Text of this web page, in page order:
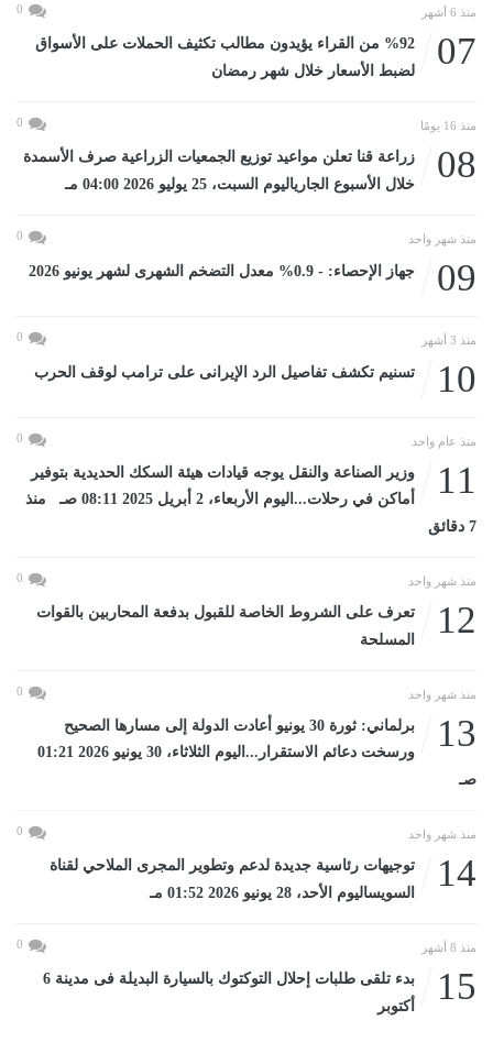
منذ 6 أشهر 0
07
%92 من القراء يؤيدون مطالب تكثيف الحملات على الأسواق
لضبط الأسعار خلال شهر رمضان
منذ 16 يومًا 0
08
زراعة قنا تعلن مواعيد توزيع الجمعيات الزراعية صرف الأسمدة
خلال الأسبوع الجارياليوم السبت، 25 يوليو 2026 04:00 مـ
منذ شهر واحد 0
09 جهاز الإحصاء: - 0.9% معدل التضخم الشهرى لشهر يونيو 2026
منذ 3 أشهر 0
10 تسنيم تكشف تفاصيل الرد الإيرانى على ترامب لوقف الحرب
منذ عام واحد 0
11
وزير الصناعة والنقل يوجه قيادات هيئة السكك الحديدية بتوفير
أماكن في رحلات...اليوم الأربعاء، 2 أبريل 2025 08:11 صـ منذ
7 دقائق
منذ شهر واحد 0
12
تعرف على الشروط الخاصة للقبول بدفعة المحاربين بالقوات
المسلحة
منذ شهر واحد 0
13
برلماني: ثورة 30 يونيو أعادت الدولة إلى مسارها الصحيح
ورسخت دعائم الاستقرار...اليوم الثلاثاء، 30 يونيو 2026 01:21
صـ
منذ شهر واحد 0
14
توجيهات رئاسية جديدة لدعم وتطوير المجرى الملاحي لقناة
السويساليوم الأحد، 28 يونيو 2026 01:52 مـ
منذ 8 أشهر 0
15
بدء تلقى طلبات إحلال التوكتوك بالسيارة البديلة فى مدينة 6
أكتوبر